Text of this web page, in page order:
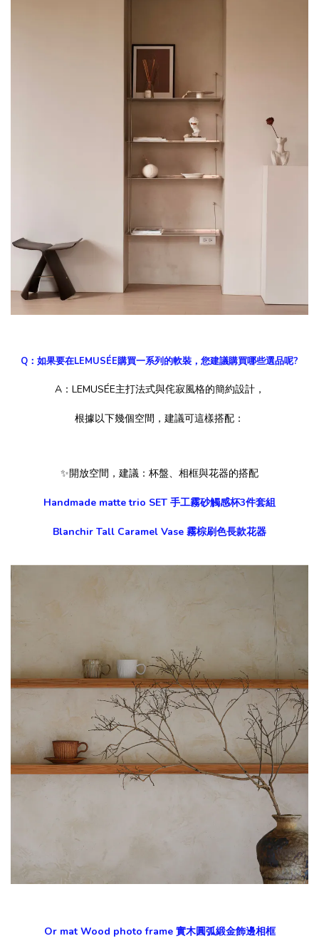
Q：如果要在LEMUSÉE購買一系列的軟裝，您建議購買哪些選品呢?
A：LEMUSÉE主打法式與侘寂風格的簡約設計，
根據以下幾個空間，建議可這樣搭配：
✨開放空間，建議：杯盤、相框與花器的搭配
Handmade matte trio SET 手工霧砂觸感杯3件套組
Blanchir Tall Caramel Vase 霧棕刷色長款花器
Or mat Wood photo frame 實木圓弧緞金飾邊相框